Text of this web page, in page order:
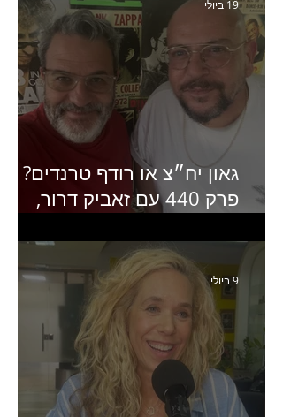
גאון יח״צ או רודף טרנדים?
פרק 440 עם זאביק דרור,
ותקשורת
19 ביולי
9 ביולי